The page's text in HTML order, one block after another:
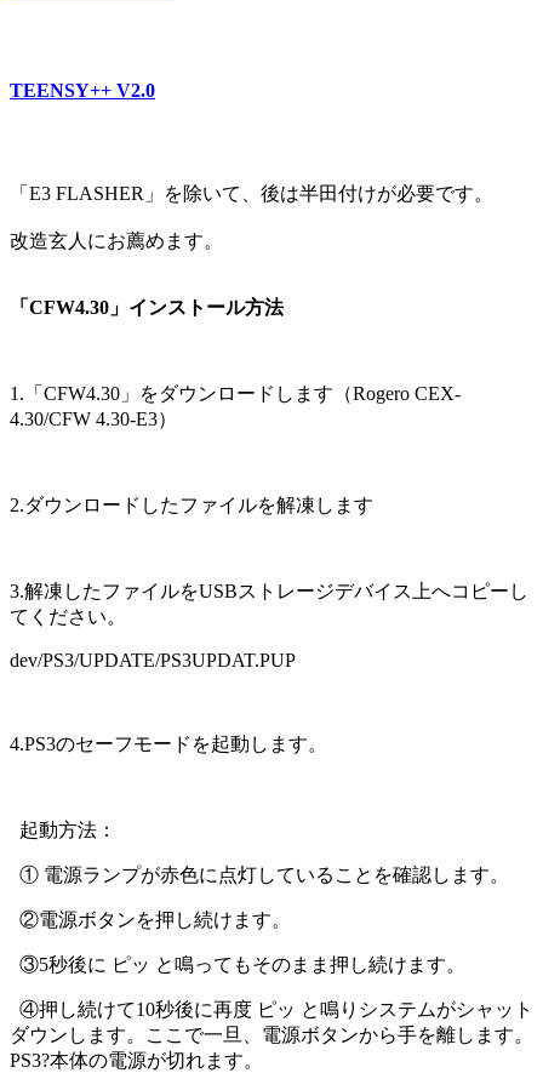
TEENSY++ V2.0
「E3 FLASHER」を除いて、後は半田付けが必要です。
改造玄人にお薦めます。
「CFW4.30」インストール方法
1.「CFW4.30」をダウンロードします（Rogero CEX-
4.30/CFW 4.30-E3）
2.ダウンロードしたファイルを解凍します
3.解凍したファイルをUSBストレージデバイス上へコピーし
てください。
dev/PS3/UPDATE/PS3UPDAT.PUP
4.PS3のセーフモードを起動します。
起動方法：
① 電源ランプが赤色に点灯していることを確認します。
②電源ボタンを押し続けます。
③5秒後に ピッ と鳴ってもそのまま押し続けます。
④押し続けて10秒後に再度 ピッ と鳴りシステムがシャット
ダウンします。ここで一旦、電源ボタンから手を離します。
PS3?本体の電源が切れます。